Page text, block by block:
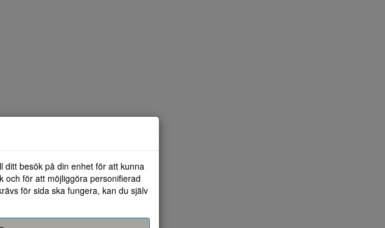
ditt besök på din enhet för att kunna
och för att möjliggöra personifierad
för sida ska fungera, kan du själv